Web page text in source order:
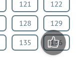
121 122
128 129
135 136